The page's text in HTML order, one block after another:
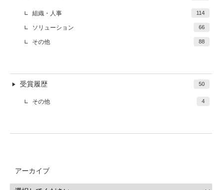
組織・人事 114
ソリューション 66
その他 88
受賞履歴 50
その他 4
アーカイブ